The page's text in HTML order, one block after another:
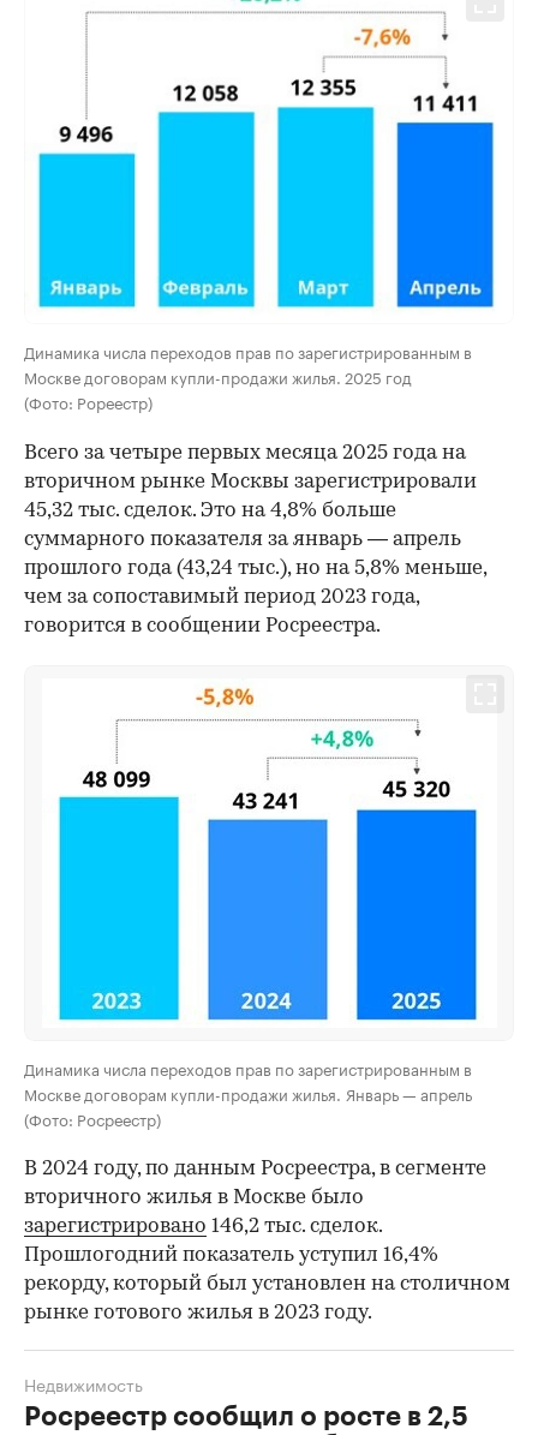
Динамика числа переходов прав по зарегистрированным в
Москве договорам купли-продажи жилья. 2025 год
(Фото: Рореестр)
Всего за четыре первых месяца 2025 года на
вторичном рынке Москвы зарегистрировали
45,32 тыс. сделок. Это на 4,8% больше
суммарного показателя за январь — апрель
прошлого года (43,24 тыс.), но на 5,8% меньше,
чем за сопоставимый период 2023 года,
говорится в сообщении Росреестра.
Динамика числа переходов прав по зарегистрированным в
Москве договорам купли-продажи жилья. Январь — апрель
(Фото: Росреестр)
В 2024 году, по данным Росреестра, в сегменте
вторичного жилья в Москве было
зарегистрировано 146,2 тыс. сделок.
Прошлогодний показатель уступил 16,4%
рекорду, который был установлен на столичном
рынке готового жилья в 2023 году.
Росреестр сообщил о росте в 2,5
Недвижимость